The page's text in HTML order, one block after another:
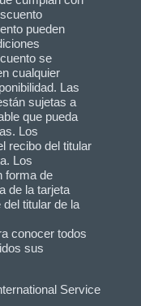
pueden
se
cualquier
Las
sujetas a
que pueda
Los
recibo del titular
Los
forma de
de la tarjeta
titular de la
conocer todos
sus
Service